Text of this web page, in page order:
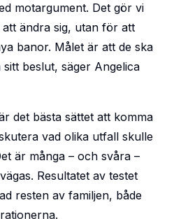
motargument. Det gör vi
ändra sig, utan för att
banor. Målet är att de ska
beslut, säger Angelica
det bästa sättet att komma
vad olika utfall skulle
är många – och svåra –
Resultatet av testet
resten av familjen, både